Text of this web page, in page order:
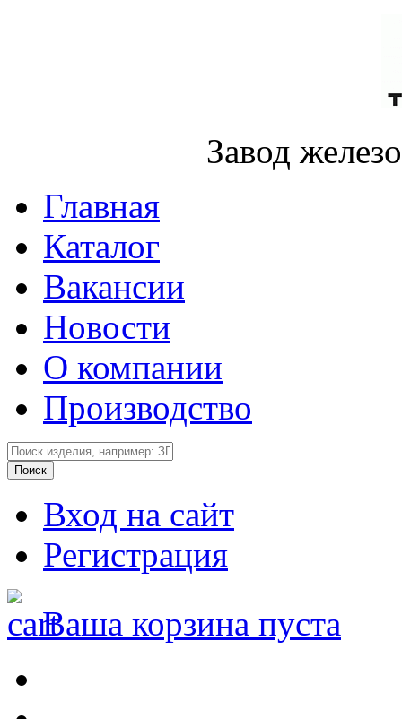
Завод
Главная
Каталог
Вакансии
Новости
О компании
Производство
Вход на сайт
Регистрация
Ваша корзина пуста